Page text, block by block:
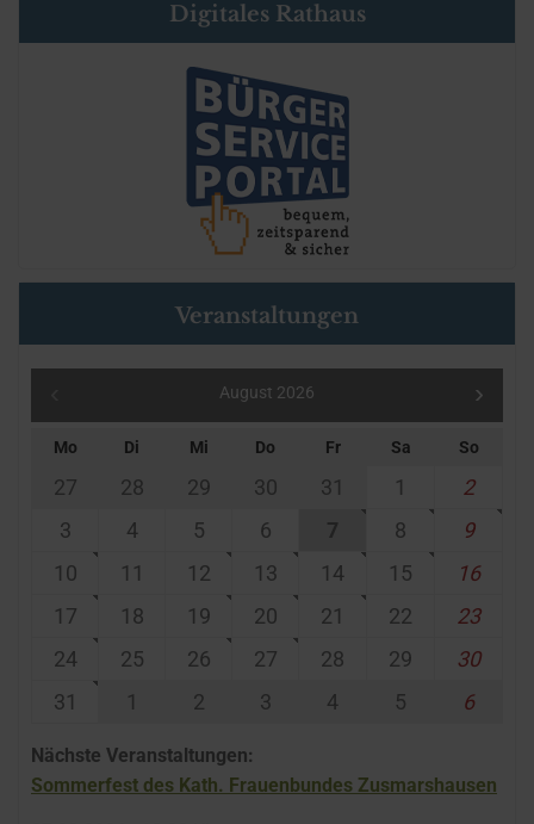
Digitales Rathaus
Veranstaltungen
August 2026
Mo Di Mi Do Fr Sa So
27 28 29 30 31 1
2
3
4 5 6 7 8
9
10
11 12 13 14 15
16
17
18 19 20 21 22
23
24
25 26 27 28 29
30
31
1 2 3 4 5 6
Nächste Veranstaltungen:
Sommerfest des Kath. Frauenbundes Zusmarshausen